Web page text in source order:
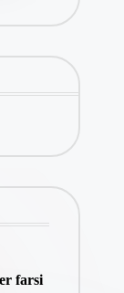
farsi